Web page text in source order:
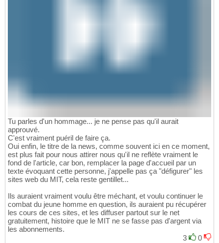
Tu parles d'un hommage... je ne pense pas qu'il aurait
approuvé.
C'est vraiment puéril de faire ça.
Oui enfin, le titre de la news, comme souvent ici en ce moment,
est plus fait pour nous attirer nous qu'il ne reflète vraiment le
fond de l'article, car bon, remplacer la page d'accueil par un
texte évoquant cette personne, j'appelle pas ça "défigurer" les
sites web du MIT, cela reste gentillet...
Ils auraient vraiment voulu être méchant, et voulu continuer le
combat du jeune homme en question, ils auraient pu récupérer
les cours de ces sites, et les diffuser partout sur le net
gratuitement, histoire que le MIT ne se fasse pas d'argent via
les abonnements.
3
0